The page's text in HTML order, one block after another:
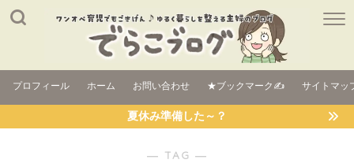
プロフィール ホーム お問い合わせ ★ブックマーク✍ サイトマッ
夏休み準備した～？
― TAG ―